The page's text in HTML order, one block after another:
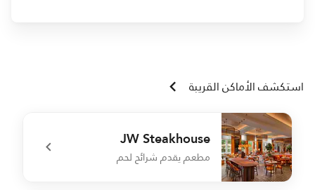
استكشف الأماكن القريبة
JW Steakhouse
مطعم يقدم شرائح لحم